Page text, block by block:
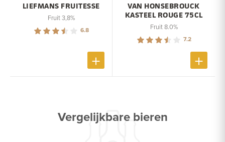
LIEFMANS FRUITESSE
Fruit 3,8%
6.8
VAN HONSEBROUCK
KASTEEL ROUGE 75CL
Fruit 8.0%
7.2
Vergelijkbare bieren